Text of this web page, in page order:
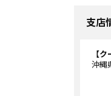
支店
【
沖縄